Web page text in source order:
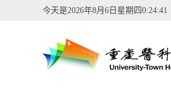
今天是2026年8月6日星期四0:24:41